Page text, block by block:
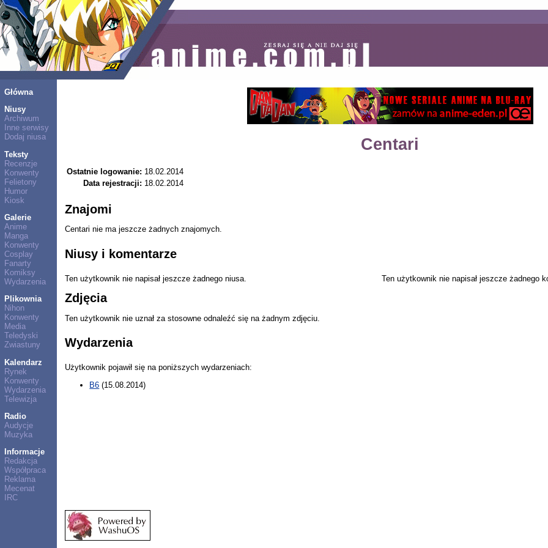
Główna
Niusy
Archiwum
Inne serwisy
Dodaj niusa
Teksty
Recenzje
Konwenty
Felietony
Humor
Kiosk
Galerie
Anime
Manga
Konwenty
Cosplay
Fanarty
Komiksy
Wydarzenia
Plikownia
Nihon
Konwenty
Media
Teledyski
Zwiastuny
Kalendarz
Rynek
Konwenty
Wydarzenia
Telewizja
Radio
Audycje
Muzyka
Informacje
Redakcja
Współpraca
Reklama
Mecenat
IRC
Centari
Ostatnie logowanie: 18.02.2014
Data rejestracji: 18.02.2014
Znajomi
Centari nie ma jeszcze żadnych znajomych.
Niusy i komentarze
Ten użytkownik nie napisał jeszcze żadnego niusa. Ten użytkownik nie napisał jeszcze żadnego
Zdjęcia
Ten użytkownik nie uznał za stosowne odnaleźć się na żadnym zdjęciu.
Wydarzenia
Użytkownik pojawił się na poniższych wydarzeniach:
B6 (15.08.2014)